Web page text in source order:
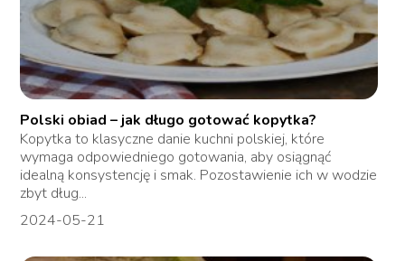
Polski obiad – jak długo gotować kopytka?
Kopytka to klasyczne danie kuchni polskiej, które
wymaga odpowiedniego gotowania, aby osiągnąć
idealną konsystencję i smak. Pozostawienie ich w wodzie
zbyt dług...
2024-05-21